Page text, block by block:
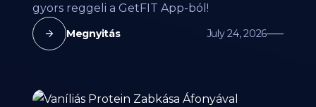
gyors reggeli a GetFIT App-ból!
Megnyitás July 24, 2026